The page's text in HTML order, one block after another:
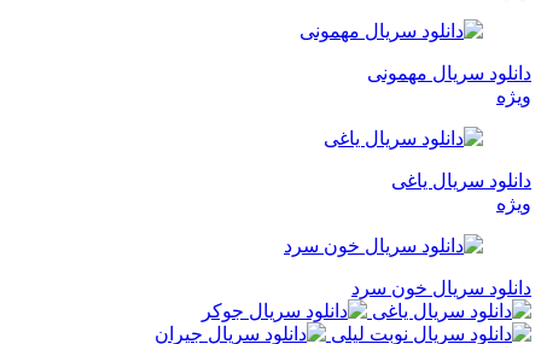
دانلود سریال مهمونی
ویژه
دانلود سریال یاغی
ویژه
دانلود سریال خون سرد